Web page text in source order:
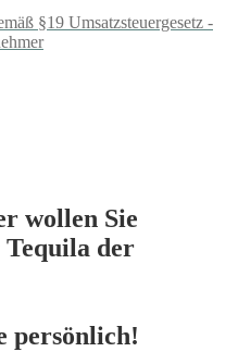
§19 Umsatzsteuergesetz -
wollen Sie
Tequila der
persönlich!